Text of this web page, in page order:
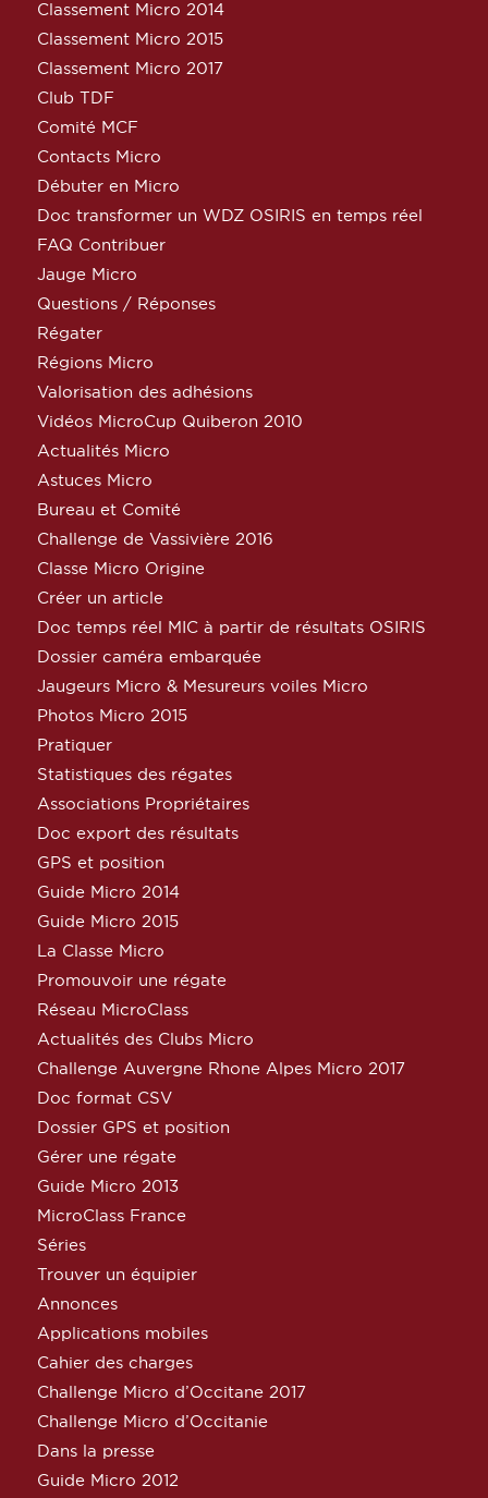
Classement Micro 2014
Classement Micro 2015
Classement Micro 2017
Club TDF
Comité MCF
Contacts Micro
Débuter en Micro
Doc transformer un WDZ OSIRIS en temps réel
FAQ Contribuer
Jauge Micro
Questions / Réponses
Régater
Régions Micro
Valorisation des adhésions
Vidéos MicroCup Quiberon 2010
Actualités Micro
Astuces Micro
Bureau et Comité
Challenge de Vassivière 2016
Classe Micro Origine
Créer un article
Doc temps réel MIC à partir de résultats OSIRIS
Dossier caméra embarquée
Jaugeurs Micro & Mesureurs voiles Micro
Photos Micro 2015
Pratiquer
Statistiques des régates
Associations Propriétaires
Doc export des résultats
GPS et position
Guide Micro 2014
Guide Micro 2015
La Classe Micro
Promouvoir une régate
Réseau MicroClass
Actualités des Clubs Micro
Challenge Auvergne Rhone Alpes Micro 2017
Doc format CSV
Dossier GPS et position
Gérer une régate
Guide Micro 2013
MicroClass France
Séries
Trouver un équipier
Annonces
Applications mobiles
Cahier des charges
Challenge Micro d’Occitane 2017
Challenge Micro d’Occitanie
Dans la presse
Guide Micro 2012